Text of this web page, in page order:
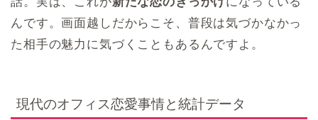
んです。画面越しだからこそ、普段は気づかなかっ
た相手の魅力に気づくこともあるんですよ。
現代のオフィス恋愛事情と統計データ